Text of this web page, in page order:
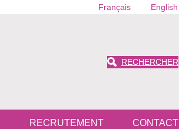
Français English
RECHERCHER
RECRUTEMENT CONTACT